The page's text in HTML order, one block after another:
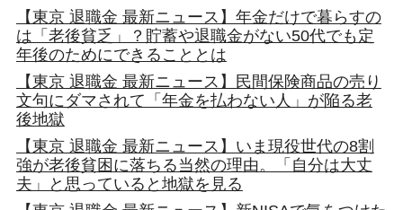
【東京 退職金 最新ニュース】年金だけで暮らすの
は「老後貧乏」？貯蓄や退職金がない50代でも定
年後のためにできることとは
【東京 退職金 最新ニュース】民間保険商品の売り
文句にダマされて「年金を払わない人」が陥る老
後地獄
【東京 退職金 最新ニュース】いま現役世代の8割
強が老後貧困に落ちる当然の理由。「自分は大丈
夫」と思っていると地獄を見る